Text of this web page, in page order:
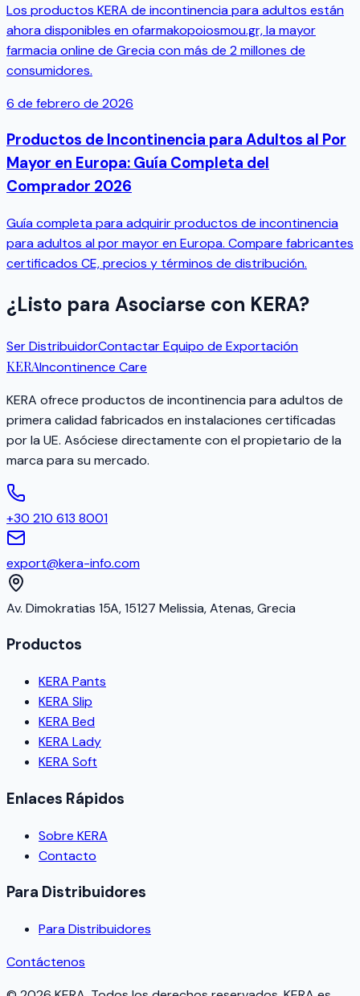
Los productos KERA de incontinencia para adultos están
ahora disponibles en ofarmakopoiosmou.gr, la mayor
farmacia online de Grecia con más de 2 millones de
consumidores.
6 de febrero de 2026
Productos de Incontinencia para Adultos al Por
Mayor en Europa: Guía Completa del
Comprador 2026
Guía completa para adquirir productos de incontinencia
para adultos al por mayor en Europa. Compare fabricantes
certificados CE, precios y términos de distribución.
¿Listo para Asociarse con KERA?
Ser DistribuidorContactar Equipo de Exportación
KERAIncontinence Care
KERA ofrece productos de incontinencia para adultos de
primera calidad fabricados en instalaciones certificadas
por la UE. Asóciese directamente con el propietario de la
marca para su mercado.
+30 210 613 8001
export@kera-info.com
Av. Dimokratias 15A, 15127 Melissia, Atenas, Grecia
Productos
KERA Pants
KERA Slip
KERA Bed
KERA Lady
KERA Soft
Enlaces Rápidos
Sobre KERA
Contacto
Para Distribuidores
Para Distribuidores
Contáctenos